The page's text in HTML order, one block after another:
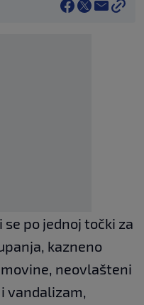
po jednoj točki za
kazneno
neovlašteni
vandalizam,